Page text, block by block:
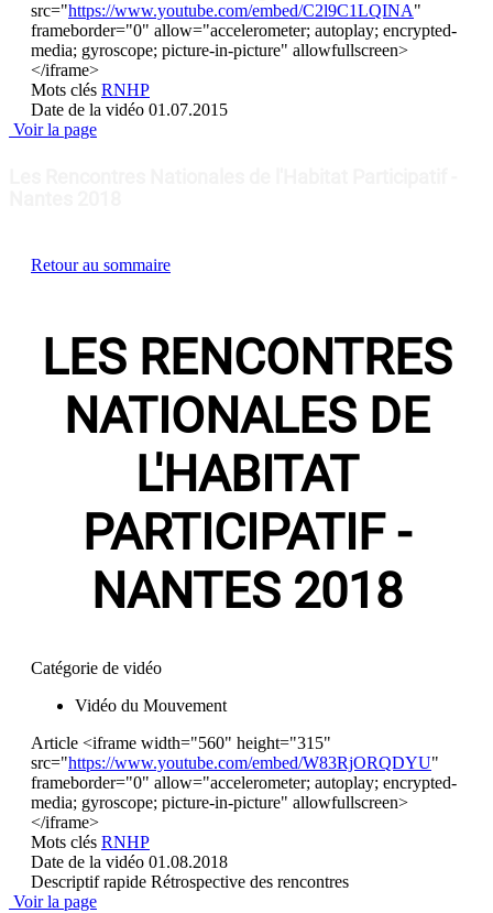
src="https://www.youtube.com/embed/C2l9C1LQINA"
frameborder="0" allow="accelerometer; autoplay; encrypted-
media; gyroscope; picture-in-picture" allowfullscreen>
</iframe>
Mots clés RNHP
Date de la vidéo 01.07.2015
Voir la page
Retour au sommaire
LES RENCONTRES
NATIONALES DE
L'HABITAT
PARTICIPATIF -
NANTES 2018
Catégorie de vidéo
Vidéo du Mouvement
Article <iframe width="560" height="315"
src="https://www.youtube.com/embed/W83RjORQDYU"
frameborder="0" allow="accelerometer; autoplay; encrypted-
media; gyroscope; picture-in-picture" allowfullscreen>
</iframe>
Mots clés RNHP
Date de la vidéo 01.08.2018
Descriptif rapide Rétrospective des rencontres
Voir la page